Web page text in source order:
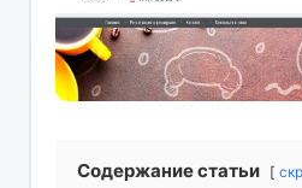
Содержание статьи